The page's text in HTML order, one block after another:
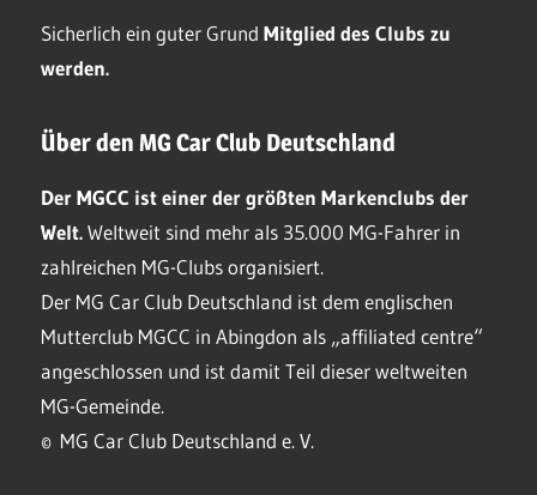
Sicherlich ein guter Grund Mitglied des Clubs zu
werden.
Über den MG Car Club Deutschland
Der MGCC ist einer der größten Markenclubs der
Welt.Weltweit sind mehr als 35.000 MG-Fahrer in
zahlreichen MG-Clubs organisiert.
Der MG Car Club Deutschland ist dem englischen
Mutterclub MGCC in Abingdon als „affiliated centre“
angeschlossen und ist damit Teil dieser weltweiten
MG-Gemeinde.
© MG Car Club Deutschland e. V.